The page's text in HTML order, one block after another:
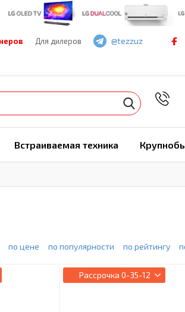
Для дилеров
@tezzuz
Встраиваемая техника
по цене по популярности по рейтингу
Рассрочка 0-35-12